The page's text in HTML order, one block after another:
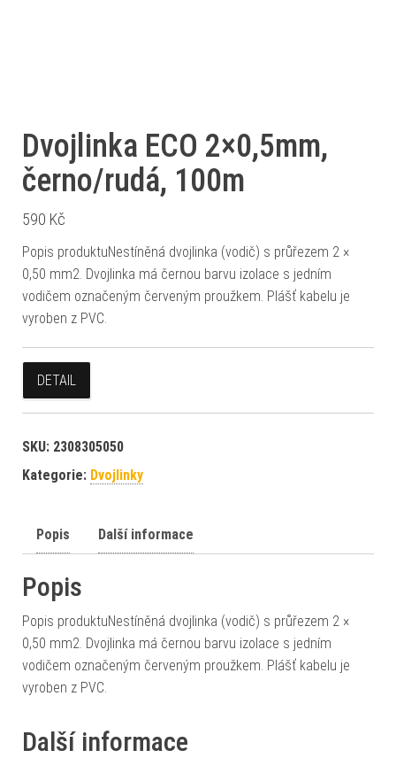
Dvojlinka ECO 2×0,5mm,
černo/rudá, 100m
590 Kč
Popis produktuNestíněná dvojlinka (vodič) s průřezem 2 ×
0,50 mm2. Dvojlinka má černou barvu izolace s jedním
vodičem označeným červeným proužkem. Plášť kabelu je
vyroben z PVC.
DETAIL
SKU: 2308305050
Kategorie: Dvojlinky
Popis Další informace
Popis
Popis produktuNestíněná dvojlinka (vodič) s průřezem 2 ×
0,50 mm2. Dvojlinka má černou barvu izolace s jedním
vodičem označeným červeným proužkem. Plášť kabelu je
vyroben z PVC.
Další informace